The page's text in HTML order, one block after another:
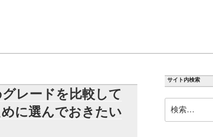
レードを比較して
に選んでおきたい
サイト内検索
索: